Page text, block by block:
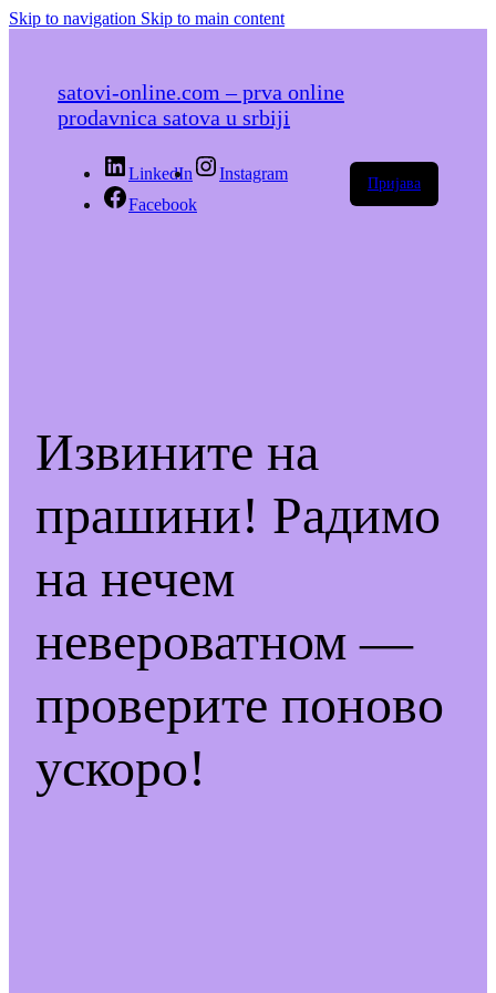
Skip to navigation Skip to main content
satovi-online.com – prva online
prodavnica satova u srbiji
LinkedIn
Instagram
Facebook
Пријава
Извините на
прашини! Радимо
на нечем
невероватном —
проверите поново
ускоро!